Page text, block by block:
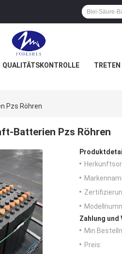
QUALITÄTSKONTROLLE TRETEN
Pzs Röhren
Batterien Pzs Röhren
Zahlung und
Min
Preis: